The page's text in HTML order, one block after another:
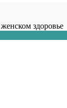
здоровье